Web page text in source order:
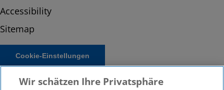
Accessibility
Sitemap
Cookie-Einstellungen
Wir schätzen Ihre Privatsphäre